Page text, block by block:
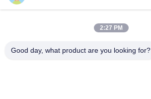
power06@szzhpower.com
住所
2:27 PM
Good day, what product are you looking for?